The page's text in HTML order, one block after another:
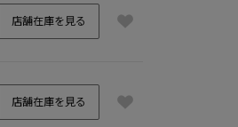
店舗在庫を見る
店舗在庫を見る